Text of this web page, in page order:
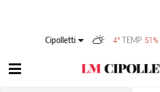
Cipolletti 4°TEMP 51%